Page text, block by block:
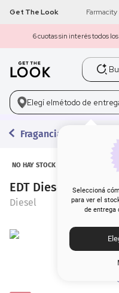
Get The Look Farmacity
6 cuotas sin interés todos los
Buscar
Elegí elmétodo de
Seleccioná
para ver el
de entrega
Fragancias
NO HAY STOCK
EDT Diesel Only
Diesel
1 get the look
2 máscara pestañas
3.
5. corrector